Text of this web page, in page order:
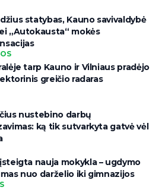
statybas, Kauno savivaldybė
„Autokausta“ mokės
tarp Kauno ir Vilniaus pradėjo
greičio radaras
nustebino darbų
ką tik sutvarkyta gatvė vėl
nauja mokykla – ugdymo
nuo darželio iki gimnazijos